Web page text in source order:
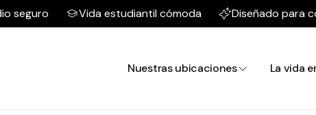
seguro Vida estudiantil cómoda Diseñado para
Nuestras ubicaciones La vida